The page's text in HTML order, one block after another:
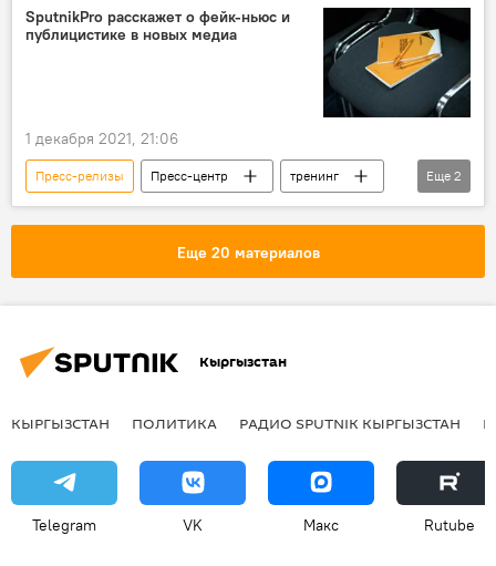
Sputnik Кыргызстан
СМИ
конкурс
флешмоб
календарь
SputnikPro расскажет о фейк-ньюс и
публицистике в новых медиа
1 декабря 2021, 21:06
Пресс-релизы Пресс-центр
тренинг
журналистика
Еще 2
Еще 20 материалов
Кыргызстан
КЫРГЫЗСТАН ПОЛИТИКА РАДИО SPUTNIK КЫРГЫЗСТАН
Telegram VK Макс Rutube